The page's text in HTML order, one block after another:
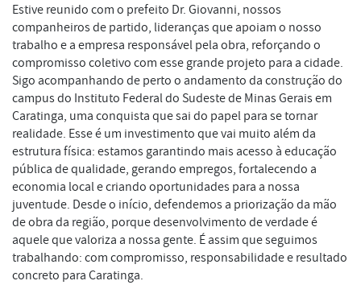
Estive reunido com o prefeito Dr. Giovanni, nossos
companheiros de partido, lideranças que apoiam o nosso
trabalho e a empresa responsável pela obra, reforçando o
compromisso coletivo com esse grande projeto para a cidade.
Sigo acompanhando de perto o andamento da construção do
campus do Instituto Federal do Sudeste de Minas Gerais em
Caratinga, uma conquista que sai do papel para se tornar
realidade. Esse é um investimento que vai muito além da
estrutura física: estamos garantindo mais acesso à educação
pública de qualidade, gerando empregos, fortalecendo a
economia local e criando oportunidades para a nossa
juventude. Desde o início, defendemos a priorização da mão
de obra da região, porque desenvolvimento de verdade é
aquele que valoriza a nossa gente. É assim que seguimos
trabalhando: com compromisso, responsabilidade e resultado
concreto para Caratinga.